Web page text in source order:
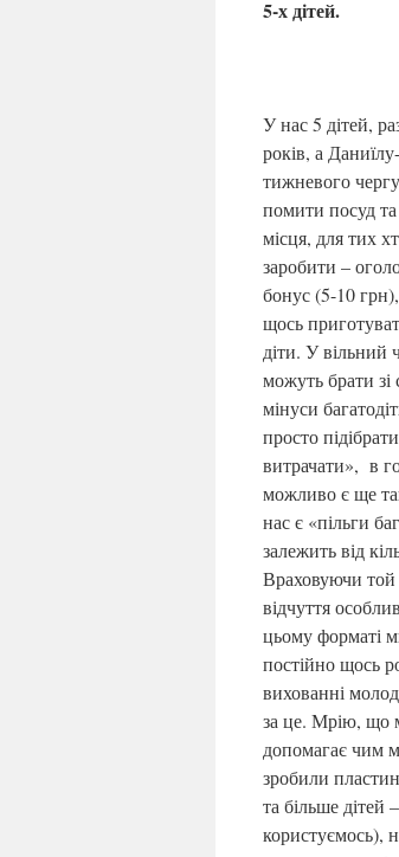
5-х дітей.
У нас 5 дітей,
років, а
тижневого
помити посуд та
місця, для тих
заробити –
бонус (5-10
щось
діти. У
можуть брати
мінуси
просто
витрачати», в
можливо є ще
нас є «пільги
залежить від
Враховуючи той
відчуття
цьому форматі
постійно щось
вихованні
за це. Мрію, що
допомагає чим
зробили
та більше дітей
користуємось),